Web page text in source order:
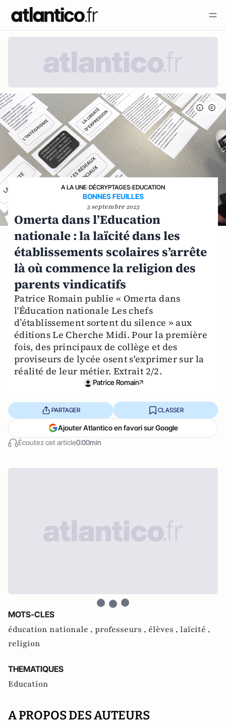
A LA UNE›DÉCRYPTAGES›EDUCATION
BONNES FEUILLES
3 septembre 2023
Omerta dans l’Education
nationale : la laïcité dans les
établissements scolaires s’arrête
là où commence la religion des
parents vindicatifs
Patrice Romain publie « Omerta dans
l'Éducation nationale Les chefs
d’établissement sortent du silence » aux
éditions Le Cherche Midi. Pour la première
fois, des principaux de collège et des
proviseurs de lycée osent s'exprimer sur la
réalité de leur métier. Extrait 2/2.
Patrice Romain
Écoutez cet article0:00min
PARTAGER CLASSER
Ajouter Atlantico en favori sur Google
MOTS-CLES
éducation nationale , professeurs , élèves , laïcité ,
religion
THEMATIQUES
Education
A PROPOS DES AUTEURS